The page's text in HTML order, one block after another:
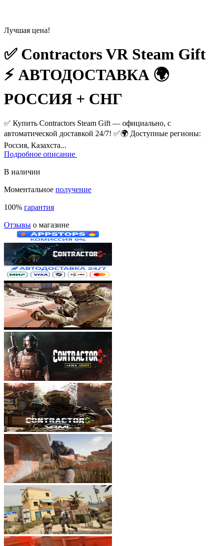
Лучшая цена!
✅ Contractors VR Steam Gift
⚡ АВТОДОСТАВКА 🌍
РОССИЯ + СНГ
✅ Купить Contractors Steam Gift — официально, с
автоматической доставкой 24/7! ✅🌍 Доступные регионы:
Россия, Казахста...
Подробное описание
В наличии
Моментальное получение
100% гарантия
Отзывы о магазине